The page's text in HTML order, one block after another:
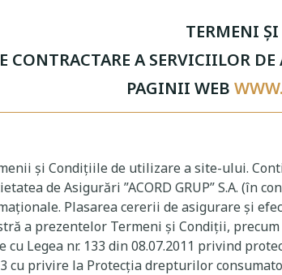
TERMENI
CONTRACTARE A SERVICIILOR
PAGINII WEB
și Condițiile de utilizare a site-ului.
de Asigurări ”ACORD GRUP” S.A. (în
Plasarea cererii de asigurare și
a prezentelor Termeni și Condiții,
Legea nr. 133 din 08.07.2011 privind
cu privire la Protecția drepturilor